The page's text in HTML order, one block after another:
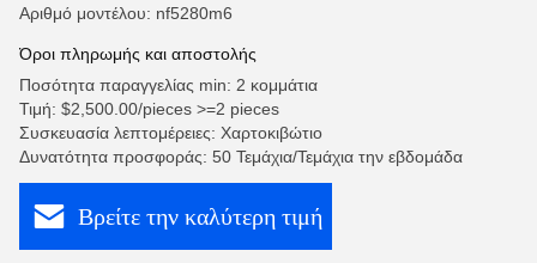
Αριθμό μοντέλου: nf5280m6
Όροι πληρωμής και αποστολής
Ποσότητα παραγγελίας min: 2 κομμάτια
Τιμή: $2,500.00/pieces >=2 pieces
Συσκευασία λεπτομέρειες: Χαρτοκιβώτιο
Δυνατότητα προσφοράς: 50 Τεμάχια/Τεμάχια την εβδομάδα
Βρείτε την καλύτερη τιμή